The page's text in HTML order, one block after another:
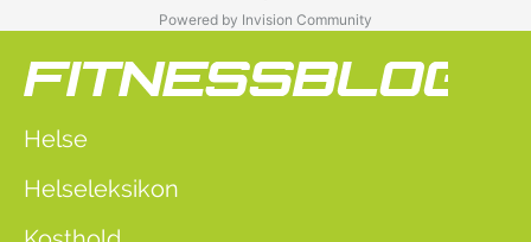
Powered by Invision Community
Helse
Helseleksikon